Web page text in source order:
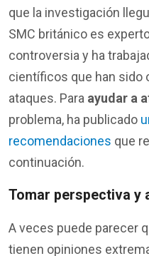
que la investigación
SMC británico es
controversia y ha
científicos que han sido
ataques. Para ayudar a
problema, ha publicado
recomendaciones que
continuación.
Tomar perspectiva y
A veces puede parecer
tienen opiniones